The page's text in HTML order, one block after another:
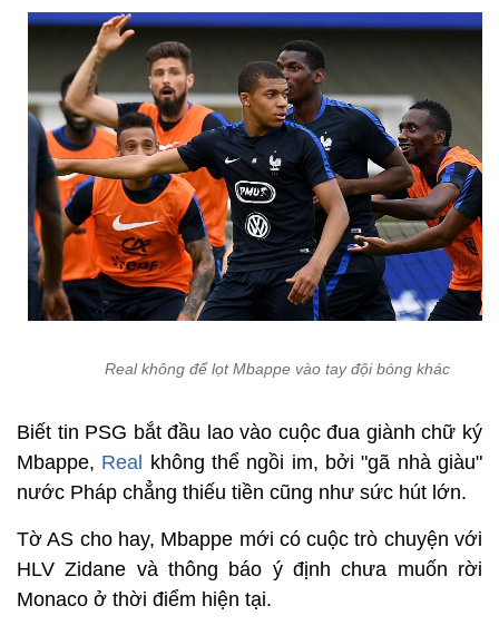
Real không để lọt Mbappe vào tay đội bóng khác
Biết tin PSG bắt đầu lao vào cuộc đua giành chữ ký
Mbappe, Real
không thể ngồi im, bởi "gã nhà giàu"
nước Pháp chẳng thiếu tiền cũng như sức hút lớn.
Tờ AS cho hay, Mbappe mới có cuộc trò chuyện với
HLV Zidane và thông báo ý định chưa muốn rời
Monaco ở thời điểm hiện tại.